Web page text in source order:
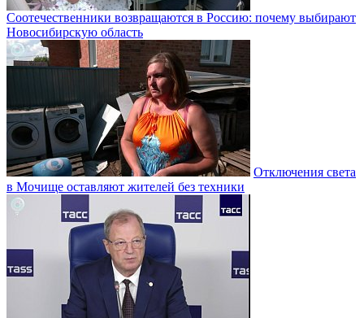
Соотечественники возвращаются в Россию: почему выбирают
Новосибирскую область
Отключения света
в Мочище оставляют жителей без техники